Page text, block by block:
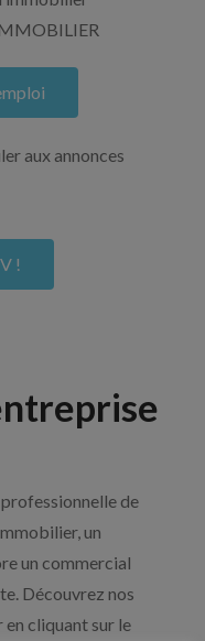
aux annonces
!
de
un
un commercial
Découvrez nos
cliquant sur le